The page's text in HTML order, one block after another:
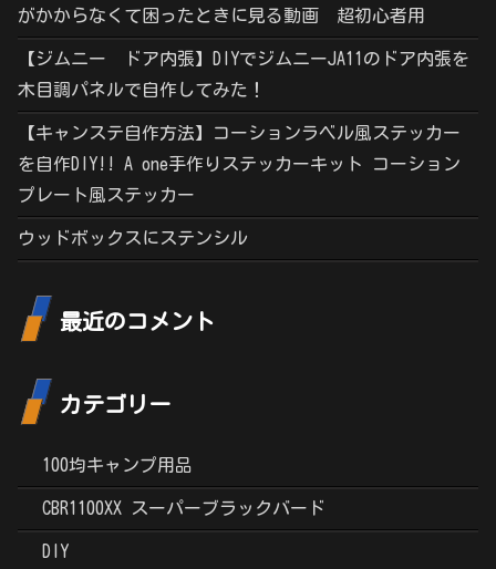
がかからなくて困ったときに見る動画 超初心者用
【ジムニー ドア内張】DIYでジムニーJA11のドア内張を
木目調パネルで自作してみた！
【キャンステ自作方法】コーションラベル風ステッカー
を自作DIY!! A one手作りステッカーキット コーション
プレート風ステッカー
ウッドボックスにステンシル
最近のコメント
カテゴリー
100均キャンプ用品
CBR1100XX スーパーブラックバード
DIY